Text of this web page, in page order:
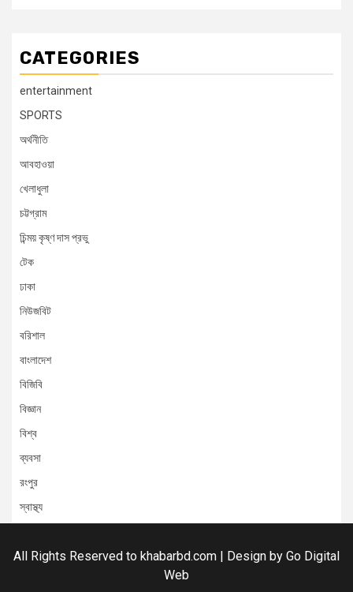
CATEGORIES
entertainment
SPORTS
অর্থনীতি
আবহাওয়া
খেলাধুলা
চট্টগ্রাম
চিন্ময় কৃষ্ণ দাস প্রভু
টেক
ঢাকা
নিউজবিট
বরিশাল
বাংলাদেশ
বিজিবি
বিজ্ঞান
বিশ্ব
ব্যবসা
রংপুর
স্বাস্থ্য
All Rights Reserved to khabarbd.com | Design by Go Digital
Web